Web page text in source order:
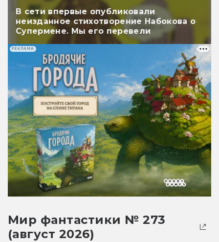
В сети впервые опубликовали
неизданное стихотворение Набокова о
Супермене. Мы его перевели
РЕКЛАМА
Мир фантастики № 273
(август 2026)